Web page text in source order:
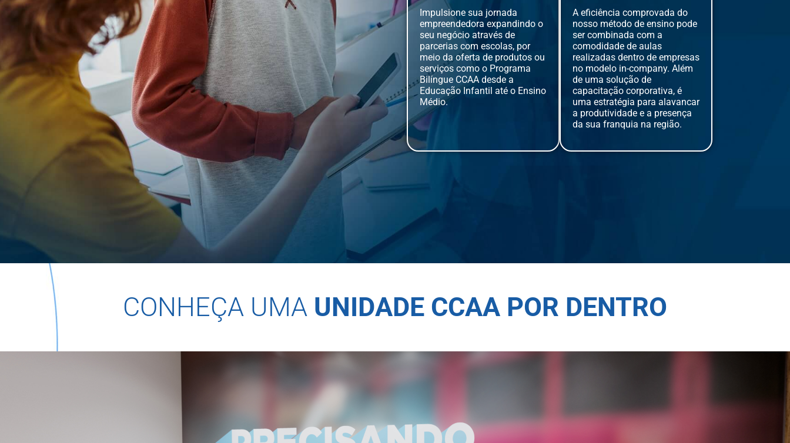
Impulsione sua jornada
empreendedora expandindo o
seu negócio através de
parcerias com escolas, por
meio da oferta de produtos ou
serviços como o Programa
Bilíngue CCAA desde a
Educação Infantil até o Ensino
Médio.
A eficiência comprovada do
nosso método de ensino pode
ser combinada com a
comodidade de aulas
realizadas dentro de empresas
no modelo in-company. Além
de uma solução de
capacitação corporativa, é
uma estratégia para alavancar
a produtividade e a presença
da sua franquia na região.
CONHEÇA UMA UNIDADE CCAA POR DENTRO